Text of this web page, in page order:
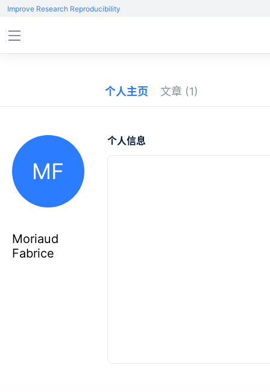
Improve Research Reproducibility
个人主页 文章 (1)
MF
Moriaud
Fabrice
个人信息